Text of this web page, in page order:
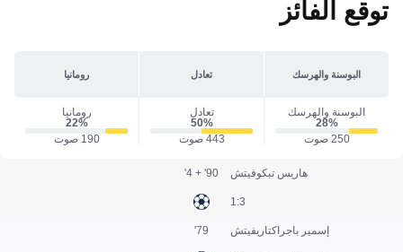
توقع الفائز
البوسنة والهرسك تعادل رومانيا
البوسنة والهرسك
28‎%‎
250 صوت
تعادل
50‎%‎
443 صوت
رومانيا
22‎%‎
190 صوت
هاريس تبكوفيتش
3:1
90' + 4'
إسمير باجراكتاريفيتش 79'